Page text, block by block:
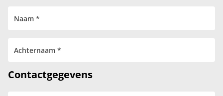
Contactgegevens